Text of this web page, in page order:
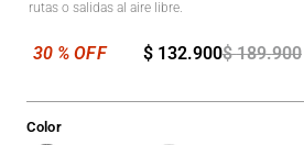
rutas o salidas al aire libre.
$ 189.900
$ 132.900
Color